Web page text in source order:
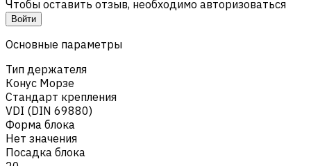
Чтобы оставить отзыв, необходимо авторизоваться
Войти
Основные параметры
Тип держателя
Конус Морзе
Стандарт крепления
VDI (DIN 69880)
Форма блока
Нет значения
Посадка блока